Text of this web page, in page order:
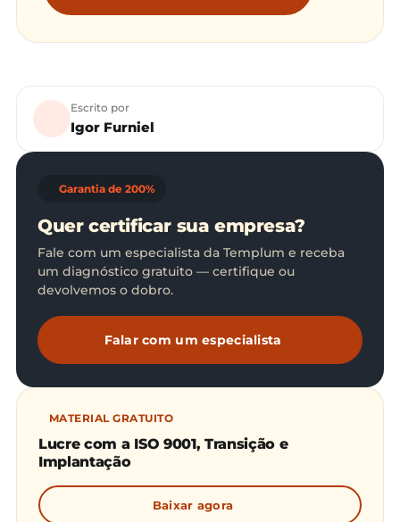
Escrito por
Igor Furniel
Garantia de 200%
Quer certificar sua empresa?
Fale com um especialista da Templum e receba
um diagnóstico gratuito — certifique ou
devolvemos o dobro.
Falar com um especialista
MATERIAL GRATUITO
Lucre com a ISO 9001, Transição e
Implantação
Baixar agora